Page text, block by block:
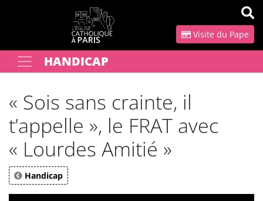
Visite du Pape
Votre rechercheHANDICAP
« Sois sans crainte, il
t’appelle », le FRAT avec
« Lourdes Amitié »
Handicap
Panneau de gestion des cookies